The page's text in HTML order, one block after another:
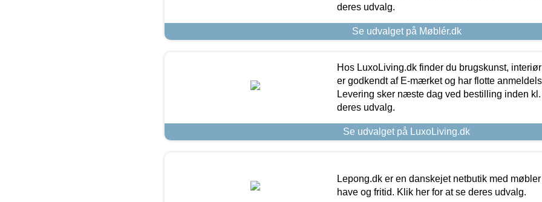
deres udvalg.
Se udvalget på Møblér.dk
Hos LuxoLiving.dk finder du brugskunst,
er godkendt af E-mærket og har flotte
Levering sker næste dag ved bestilling inden
deres udvalg.
Se udvalget på LuxoLiving.dk
Lepong.dk er en danskejet netbutik med
have og fritid. Klik her for at se deres udvalg.